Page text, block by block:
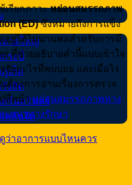
หาดใหญ่
กระบี่
เก็ต
รังสิต
ศรีนครินทร์
พลินจิต
เรียกภาวะหย่อนสมรรถภาพ
(ED)ซึ่งหมายถึงการแข็ง
อยู่ได้ไม่นานพอสำหรับการมี
ที่ช่วยอธิบายคำนี้แบบเข้าใจ
จัยอะไรที่พบบ่อย และเมื่อไร
ต้องการอ่านเรื่องการตรวจ
ที่หน้าหย่อนสมรรถภาพทาง
ะแนวทางรักษา
ดูว่าอาการแบบไหนควร